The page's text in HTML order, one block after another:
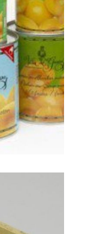
Ampliar